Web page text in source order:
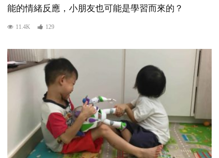
能的情緒反應，小朋友也可能是學習而來的？
11.4K 129